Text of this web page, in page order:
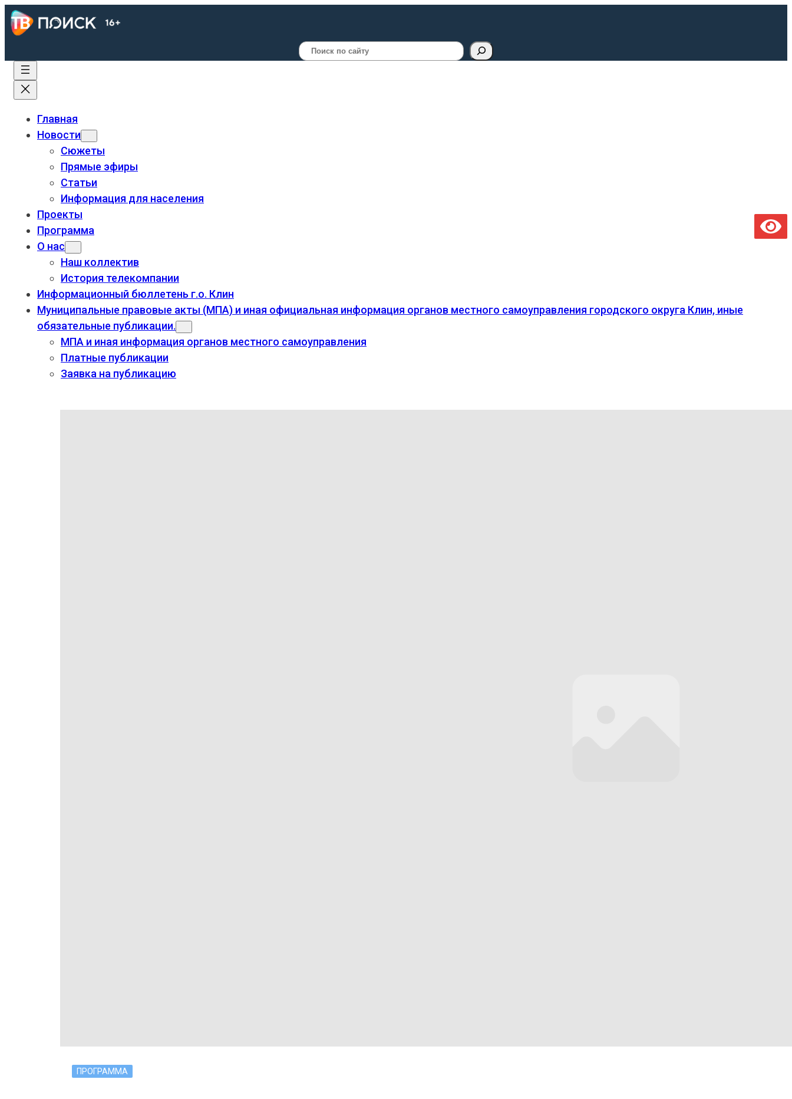
Поиск
Главная
Новости
Сюжеты
Прямые эфиры
Статьи
Информация для населения
Проекты
Программа
О нас
Наш коллектив
История телекомпании
Информационный бюллетень г.о. Клин
Муниципальные правовые акты (МПА) и иная официальная информация органов местного самоуправления городского округа Клин, иные
обязательные публикации.
МПА и иная информация органов местного самоуправления
Платные публикации
Заявка на публикацию
ПРОГРАММА